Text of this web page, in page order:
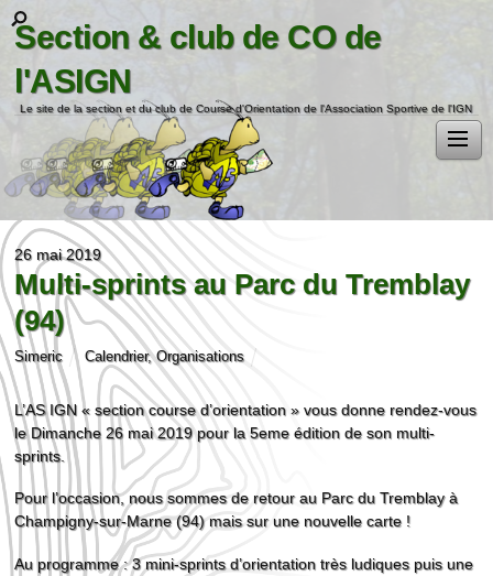
Section & club de CO de
l'ASIGN
Le site de la section et du club de Course d'Orientation de l'Association Sportive de l'IGN
26 mai 2019
Multi-sprints au Parc du Tremblay
(94)
Simeric Calendrier,Organisations
L’AS IGN « section course d’orientation » vous donne rendez-vous
le Dimanche 26 mai 2019 pour la 5eme édition de son multi-
sprints.
Pour l’occasion, nous sommes de retour au Parc du Tremblay à
Champigny-sur-Marne (94) mais sur une nouvelle carte !
Au programme : 3 mini-sprints d’orientation très ludiques puis une